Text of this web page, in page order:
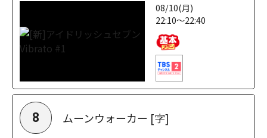
08/10(月)
22:10～22:40
8 ムーンウォーカー [字]